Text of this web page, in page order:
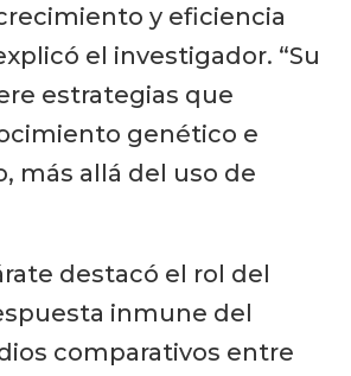
y eficiencia
el investigador. “Su
estrategias que
genético e
más allá del uso de
destacó el rol del
inmune del
comparativos entre